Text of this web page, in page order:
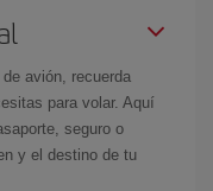
avión, recuerda
para volar. Aquí
seguro o
y el destino de tu